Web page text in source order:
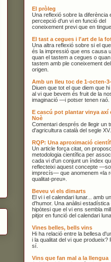
El pròleg
Una reflexió sobre la diferència
percepció d'un vi en funció del
coneixement previ que en
El tast a cegues i l'art de la
Una altra reflexió sobre si el
és la impressió que ens causa
quan el tastem a cegues o
tastem amb ple coneixement
origen.
Amb un lleu toc de 1-octen-
Diuen que tot el que diem que
al vi que bevem és fruit de la
imaginació —i potser tenen raó.
E cascú pot plantar vinya axí
Noè
Comentari després de llegir un
d'agricultura català del segle XV.
RQP: Una aproximació
Un article força citat, on
metodologia científica per
cada vi d'un conjunt un índex
reflecteixi aquest concepte
imprecís— que anomenem «la
qualitat-preu».
Beveu vi els dimarts
El vi i el calendari lunar... amb
d'humor. Una anàlisi estadística
hipòtesi que el vi ens sembla
pitjor en funció del calendari
Vines belles, bells vins
Hi ha relació entre la bellesa
i la qualitat del vi que produeix?
sí.
Vins que fan mal a la llengua